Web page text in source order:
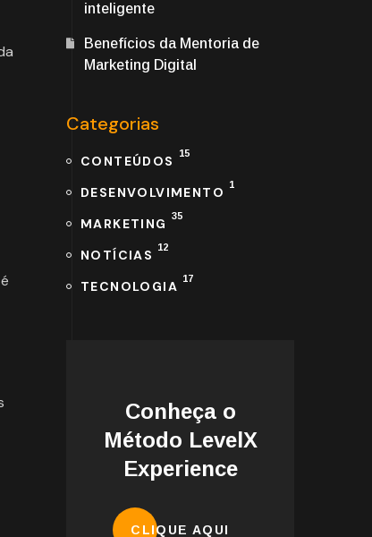
inteligente
Benefícios da Mentoria de
Marketing Digital
Categorias
CONTEÚDOS 15
DESENVOLVIMENTO 1
MARKETING 35
NOTÍCIAS 12
TECNOLOGIA 17
Conheça o
Método LevelX
Experience
CLIQUE AQUI